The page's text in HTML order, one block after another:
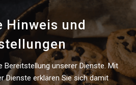
NEWS
Hinweis und
Bereitstellung unserer Dienste. Mit
Dienste erklären Sie sich damit